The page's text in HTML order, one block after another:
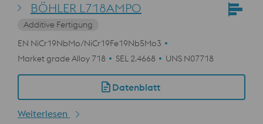
BÖHLER L718AMPO
Additive Fertigung
EN NiCr19NbMo/NiCr19Fe19Nb5Mo3
Market grade Alloy 718
SEL 2.4668 UNS N07718
Datenblatt
Weiterlesen